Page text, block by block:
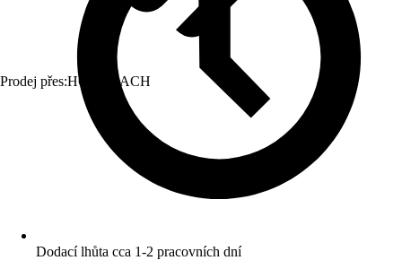
Prodej přes:HORNBACH
Dodací lhůta cca 1-2 pracovních dní